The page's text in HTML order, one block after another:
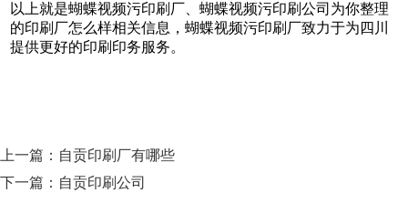
以上就是蝴蝶视频污印刷厂、蝴蝶视频污印刷公司为你整理
的印刷厂怎么样相关信息，蝴蝶视频污印刷厂致力于为四川
提供更好的印刷印务服务。
上一篇： 自贡印刷厂有哪些
下一篇： 自贡印刷公司